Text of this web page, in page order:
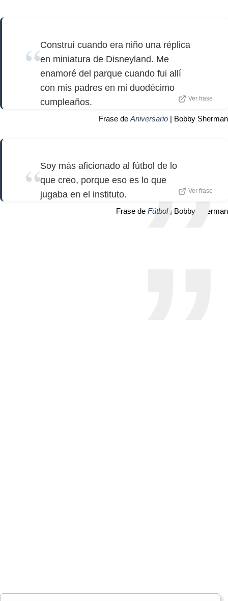
Construí cuando era niño una réplica
en miniatura de Disneyland. Me
enamoré del parque cuando fui allí
con mis padres en mi duodécimo
cumpleaños.
Ver frase
Frase de Aniversario | Bobby Sherman
Soy más aficionado al fútbol de lo
que creo, porque eso es lo que
jugaba en el instituto.
Ver frase
Frase de Fútbol| Bobby Sherman